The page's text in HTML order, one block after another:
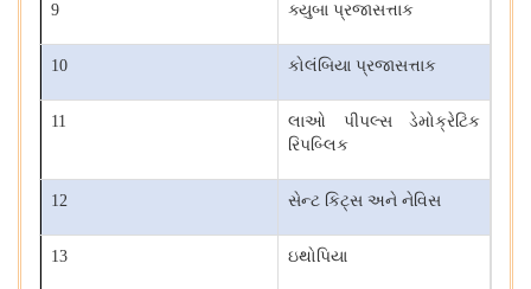
9 ક્યુબા પ્રજાસત્તાક
10 કોલંબિયા પ્રજાસત્તાક
11
લાઓ પીપલ્સ ડેમોક્રેટિક
રિપબ્લિક
12 સેન્ટ કિટ્સ અને નેવિસ
13 ઇથોપિયા